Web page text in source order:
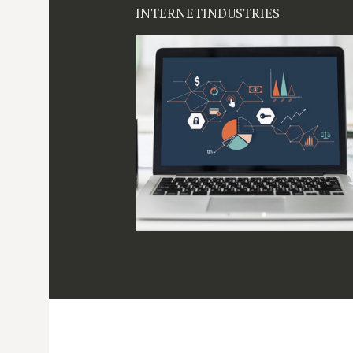
INTERNETINDUSTRIES